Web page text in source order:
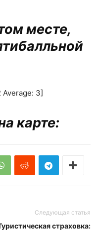
месте,
Average: 3]
карте:
Следующая статья
страховка: